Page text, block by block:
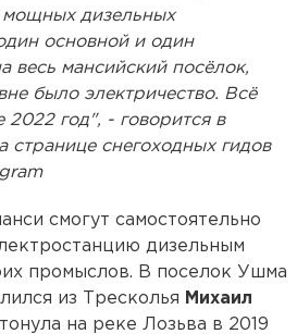
дизельных
основной и один
весь мансийский посёлок,
было электричество. Всё
2022 год", - говорится в
странице снегоходных гидов
смогут самостоятельно
дизельным
промыслов. В поселок Ушма
из Тресколья Михаил
на реке Лозьва в 2019